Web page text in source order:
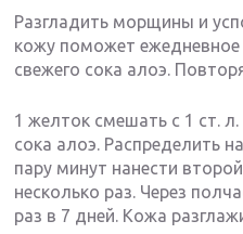
Разгладить морщины и
кожу поможет ежедневное
свежего сока алоэ.
1 желток смешать с 1 ст.
сока алоэ. Распределить
пару минут нанести
несколько раз. Через
раз в 7 дней. Кожа